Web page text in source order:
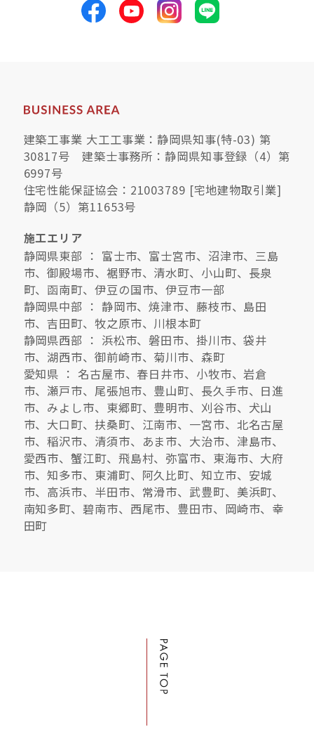
建築工事業 大工工事業：静岡県知事(特-03) 第
30817号 建築士事務所：静岡県知事登録（4）第
6997号
住宅性能保証協会：21003789 [宅地建物取引業]
静岡（5）第11653号
施工エリア
静岡県東部 ： 富士市、富士宮市、沼津市、三島
市、御殿場市、裾野市、清水町、小山町、長泉
町、函南町、伊豆の国市、伊豆市一部
静岡県中部 ： 静岡市、焼津市、藤枝市、島田
市、吉田町、牧之原市、川根本町
静岡県西部 ： 浜松市、磐田市、掛川市、袋井
市、湖西市、御前崎市、菊川市、森町
愛知県 ： 名古屋市、春日井市、小牧市、岩倉
市、瀬戸市、尾張旭市、豊山町、長久手市、日進
市、みよし市、東郷町、豊明市、刈谷市、犬山
市、大口町、扶桑町、江南市、一宮市、北名古屋
市、稲沢市、清須市、あま市、大治市、津島市、
愛西市、蟹江町、飛島村、弥富市、東海市、大府
市、知多市、東浦町、阿久比町、知立市、安城
市、高浜市、半田市、常滑市、武豊町、美浜町、
南知多町、碧南市、西尾市、豊田市、岡崎市、幸
田町